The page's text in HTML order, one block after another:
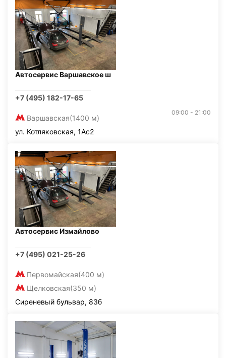
Автосервис Варшавское ш
+7 (495) 182-17-65
Варшавская(1400 м)
09:00 - 21:00
ул. Котляковская, 1Ас2
Автосервис Измайлово
+7 (495) 021-25-26
Первомайская(400 м)
Щелковская(350 м)
Сиреневый бульвар, 83б